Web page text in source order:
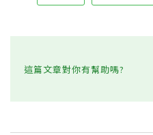
這篇文章對你有幫助嗎?